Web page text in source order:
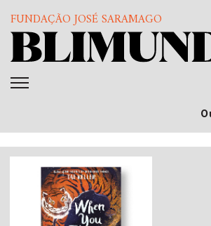
FUNDAÇÃO JOSÉ SARAMAGO